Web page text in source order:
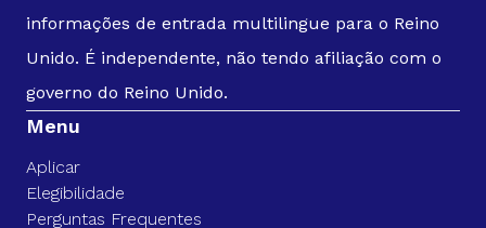
informações de entrada multilingue para o Reino
Unido. É independente, não tendo afiliação com o
governo do Reino Unido.
Menu
Aplicar
Elegibilidade
Perguntas Frequentes